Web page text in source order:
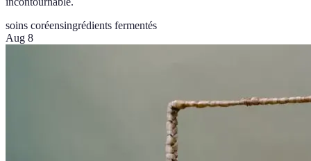
soins coréensingrédients fermentés
Aug 8